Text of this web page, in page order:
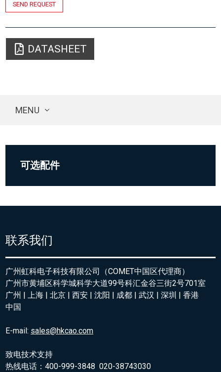
SEND REQUEST
DATASHEET
MENU
可选配件
联系我们
广州虹科电子科技有限公司（COMET中国区代理商）
广州市黄埔区科学城科学大道99号科汇金谷三街2号701室
广州 | 上海 | 北京 | 西安 | 沈阳 | 成都 | 武汉 | 深圳 | 香港
中国
E-mail: sales@hkcao.com
致电技术支持
热线电话：400-999-3848 020-38743030